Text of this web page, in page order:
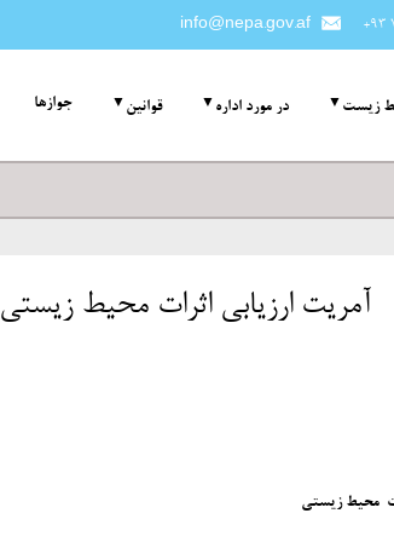
info@nepa.gov.af
جوازها قوانین در مورد اداره زیست
آمریت ارزیابی اثرات محیط زیستی
محیط زیستی